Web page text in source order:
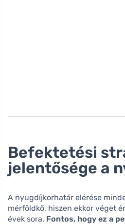
Befektetési
jelentősége a
A nyugdíjkorhatár elérése
mérföldkő, hiszen ekkor véget
évek sora. Fontos, hogy ez a